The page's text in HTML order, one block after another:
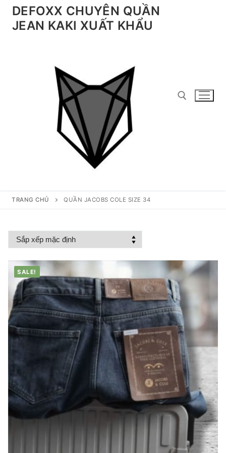
Chuyển
đếnDEFOXX CHUYÊN QUẦN
JEAN KAKI XUẤT KHẨU
Tìm kiếm cho:
TRANG CHỦ QUẦN JACOBS COLE SIZE 34
SALE!